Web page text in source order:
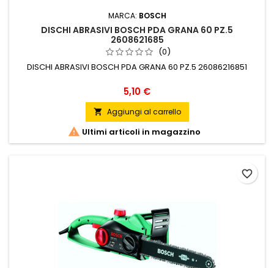
MARCA: BOSCH
DISCHI ABRASIVI BOSCH PDA GRANA 60 PZ.5
2608621685
(0)
DISCHI ABRASIVI BOSCH PDA GRANA 60 PZ.5 26086216851
Prezzo
5,10 €
 Aggiungi al carrello
 Ultimi articoli in magazzino
favorite_border